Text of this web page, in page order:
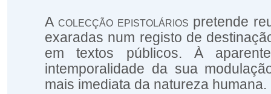
A colecção epistolários pretende
exaradas num registo de
em textos públicos. À
intemporalidade da sua
mais imediata da natureza humana.